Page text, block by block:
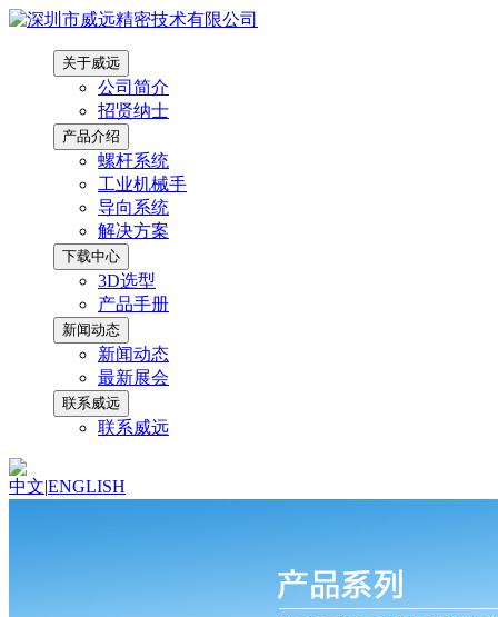
关于威远
公司简介
招贤纳士
产品介绍
螺杆系统
工业机械手
导向系统
解决方案
下载中心
3D选型
产品手册
新闻动态
新闻动态
最新展会
联系威远
联系威远
中文|ENGLISH